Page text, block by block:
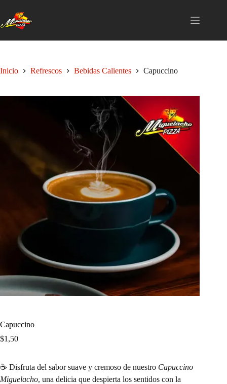
contenido
Inicio Refrescos Bebidas Calientes Capuccino
Capuccino
$1,50
☕ Disfruta del sabor suave y cremoso de nuestro Capuccino
Miguelacho, una delicia que despierta los sentidos con la